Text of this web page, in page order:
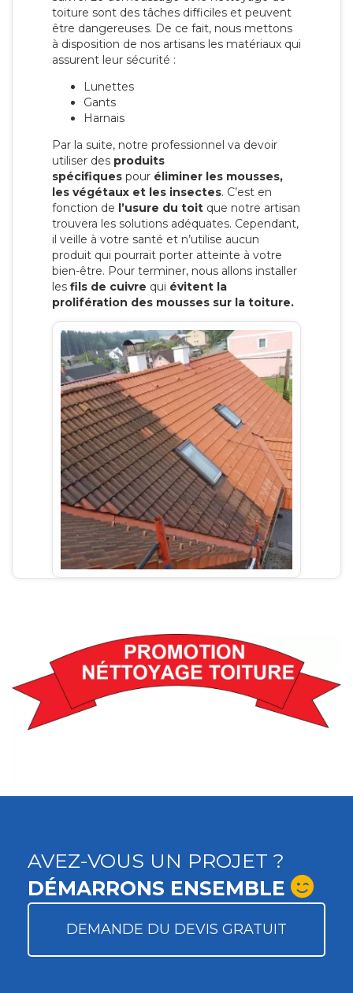
toiture sont des tâches difficiles et peuvent
être dangereuses. De ce fait, nous mettons
à disposition de nos artisans les matériaux qui
assurent leur sécurité :
Lunettes
Gants
Harnais
Par la suite, notre professionnel va devoir
utiliser des produits
spécifiques pour éliminer les mousses,
les végétaux et les insectes. C’est en
fonction de l’usure du toit que notre artisan
trouvera les solutions adéquates. Cependant,
il veille à votre santé et n’utilise aucun
produit qui pourrait porter atteinte à votre
bien-être. Pour terminer, nous allons installer
les fils de cuivre qui évitent la
prolifération des mousses sur la toiture.
AVEZ-VOUS UN PROJET ?
DÉMARRONS ENSEMBLE
DEMANDE DU DEVIS GRATUIT